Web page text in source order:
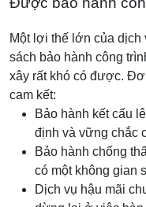
Một lợi thế lớn của dịch
sách bảo hành công
xây rất khó có được.
cam kết:
Bảo hành kết cấu
định và vững chắc
Bảo hành chống
có một không gian
Dịch vụ hậu mãi